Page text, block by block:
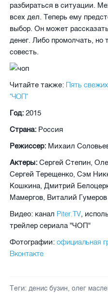
разбираться в ситуации.
всех дел. Теперь ему
выбор. Он может
денег. Либо промолчать, но
совесть.
Читайте также: Пять
"ЧОП"
Год: 2015
Страна: Россия
Режиссер: Михаил
Актеры: Сергей Степин,
Сергей Терещенко, Сэм
Кошкина, Дмитрий
Мамергов, Виталий Гумеров
Видео: канал Piter.TV,
трейлер сериала "ЧОП"
Фотографии: официальная
Вконтакте
Теги: денис бузин, олег